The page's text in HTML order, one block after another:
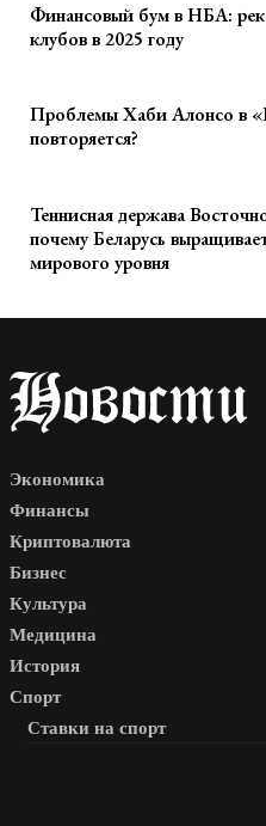
Финансовый бум в НБА:
клубов в 2025 году
Проблемы Хаби Алонсо в
повторяется?
Теннисная держава
почему Беларусь
мирового уровня
Экономика
Финансы
Криптовалюта
Бизнес
Культура
Медицина
История
Спорт
Ставки на спорт